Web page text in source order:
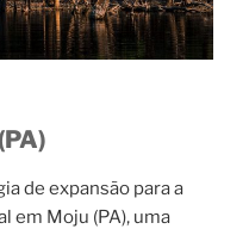
de expansão para a
em Moju (PA), uma